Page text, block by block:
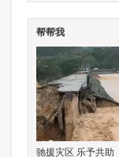
帮帮我
驰援灾区 乐予共助